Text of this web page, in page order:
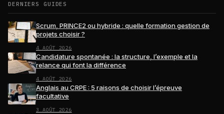
DERNIERS GUIDES
Scrum, PRINCE2 ou hybride : quelle formation gestion de
projets choisir ?
4 AOÛT 2026
Candidature spontanée : la structure, l’exemple et la
relance qui font la différence
4 AOÛT 2026
Anglais au CRPE : 5 raisons de choisir l’épreuve
facultative
3 AOÛT 2026